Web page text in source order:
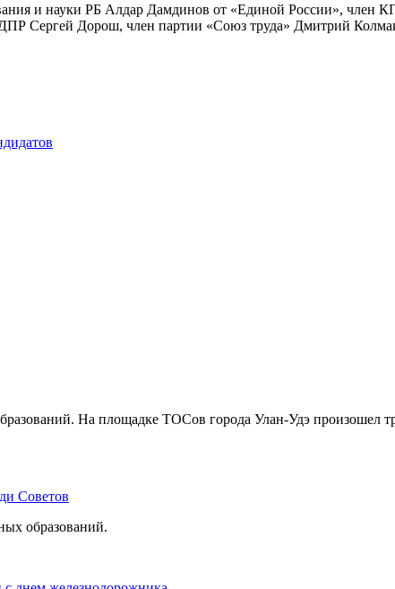
и науки РБ Алдар Дамдинов от «Единой России»,
Сергей Дорош, член партии «Союз труда» Дмитрий
На площадке ТОСов города Улан-Удэ произошел
Советов
образований.